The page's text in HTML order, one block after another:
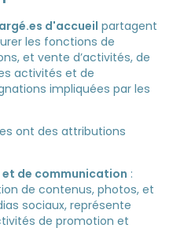
d'accueil partagent
les fonctions de
et vente d’activités, de
activités et de
impliquées par les
ont des attributions
de communication :
de contenus, photos, et
sociaux, représente
de promotion et